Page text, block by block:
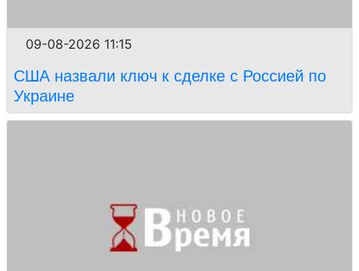
09-08-2026 11:15
США назвали ключ к сделке с Россией по
Украине